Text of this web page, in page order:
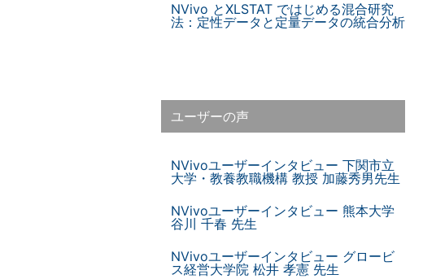
NVivo とXLSTAT ではじめる混合研究
法：定性データと定量データの統合分析
ユーザーの声
NVivoユーザーインタビュー 下関市立
大学・教養教職機構 教授 加藤秀男先生
NVivoユーザーインタビュー 熊本大学
谷川 千春 先生
NVivoユーザーインタビュー グロービ
ス経営大学院 松井 孝憲 先生